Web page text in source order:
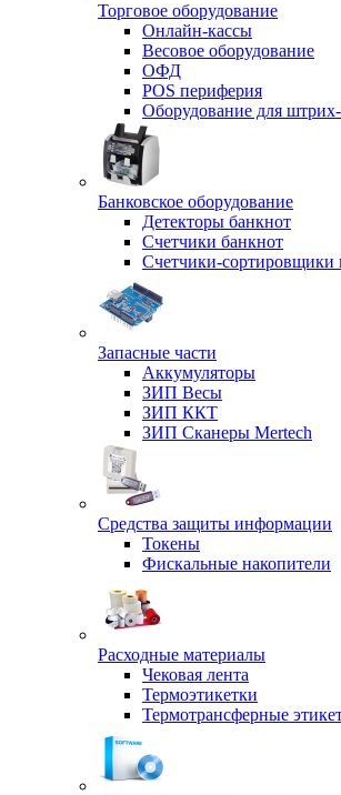
Торговое оборудование
Онлайн-кассы
Весовое оборудование
ОФД
POS периферия
Оборудование для
Банковское оборудование
Детекторы банкнот
Счетчики банкнот
Счетчики-сортировщики
Запасные части
Аккумуляторы
ЗИП Весы
ЗИП ККТ
ЗИП Сканеры Mertech
Средства защиты информации
Токены
Фискальные накопители
Расходные материалы
Чековая лента
Термоэтикетки
Термотрансферные